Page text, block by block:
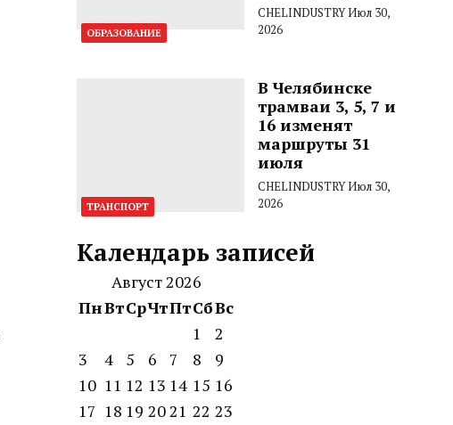
ОБРАЗОВАНИЕ
CHELINDUSTRYИюл 30,
2026
ТРАНСПОРТ
В Челябинске
трамваи 3, 5, 7 и
16 изменят
маршруты 31
июля
CHELINDUSTRYИюл 30,
2026
Календарь записей
Август 2026
ПнВтСрЧтПтСбВс
1
2
3
4 5 6 7 8
9
10 11 12 13 14 15 16
17 18 19 2021 22 23